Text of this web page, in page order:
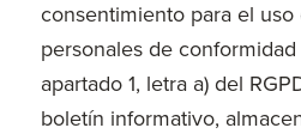
consentimiento para el uso
personales de
apartado 1, letra a) del
boletín informativo,